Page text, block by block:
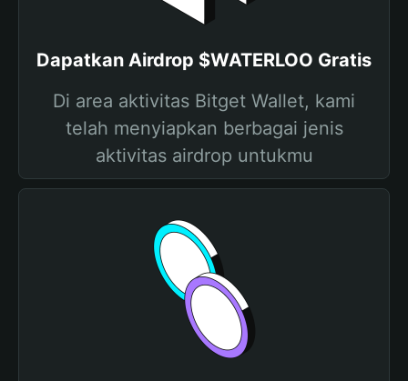
Dapatkan Airdrop $WATERLOO Gratis
Di area aktivitas Bitget Wallet, kami
telah menyiapkan berbagai jenis
aktivitas airdrop untukmu